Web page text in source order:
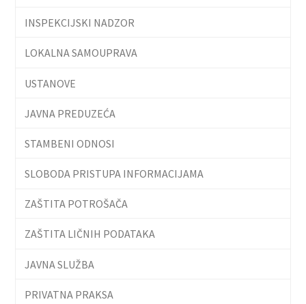
INSPEKCIJSKI NADZOR
LOKALNA SAMOUPRAVA
USTANOVE
JAVNA PREDUZEĆA
STAMBENI ODNOSI
SLOBODA PRISTUPA INFORMACIJAMA
ZAŠTITA POTROŠAČA
ZAŠTITA LIČNIH PODATAKA
JAVNA SLUŽBA
PRIVATNA PRAKSA